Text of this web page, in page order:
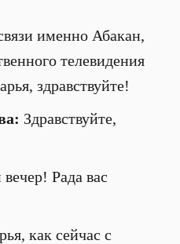
именно Абакан,
телевидения
здравствуйте!
Здравствуйте,
Рада вас
как сейчас с